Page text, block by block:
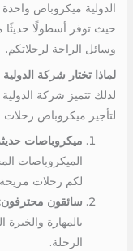
الدولية ميكروباص
حيث توفر أسطولًا حديثًا
وسائل الراحة لرحلاتكم.
لماذا تختار شركة
لذلك تتميز شركة الدولية
لتأجير ميكروباص
ميكروباصات
الميكروباصات
لكم رحلات
سائقون
بالمهارة
الرحلة.